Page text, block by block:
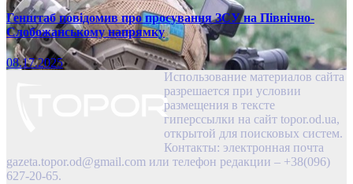
Генштаб повідомив про просування ЗСУ на Північно-
Слобожанському напрямку
08.17.2025
Использование материалов сайта
разрешается при условии
размещения в тексте
гиперссылки на сайт topor.od.ua,
открытой для поисковых систем.
Контакты: электронная почта
gazeta.topor.od@gmail.com или телефон редакции – +38(096)
627-20-65.